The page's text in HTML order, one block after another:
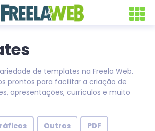
de templates na Freela Web.
prontos para facilitar a criação de
apresentações, currículos e muito
Outros PDF